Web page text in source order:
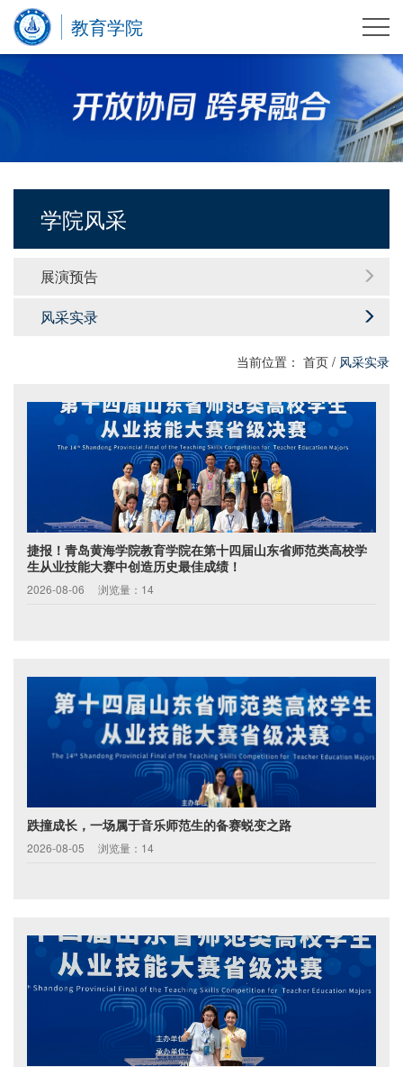
教育学院
学院风采
展演预告
风采实录
当前位置： 首页 / 风采实录
捷报！青岛黄海学院教育学院在第十四届山东省师范类高校学
生从业技能大赛中创造历史最佳成绩！
2026-08-06 浏览量：14
跌撞成长，一场属于音乐师范生的备赛蜕变之路
2026-08-05 浏览量：14